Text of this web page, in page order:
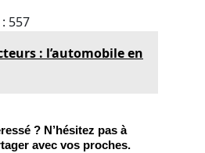
557
: l’automobile en
? N’hésitez pas à
avec vos proches.